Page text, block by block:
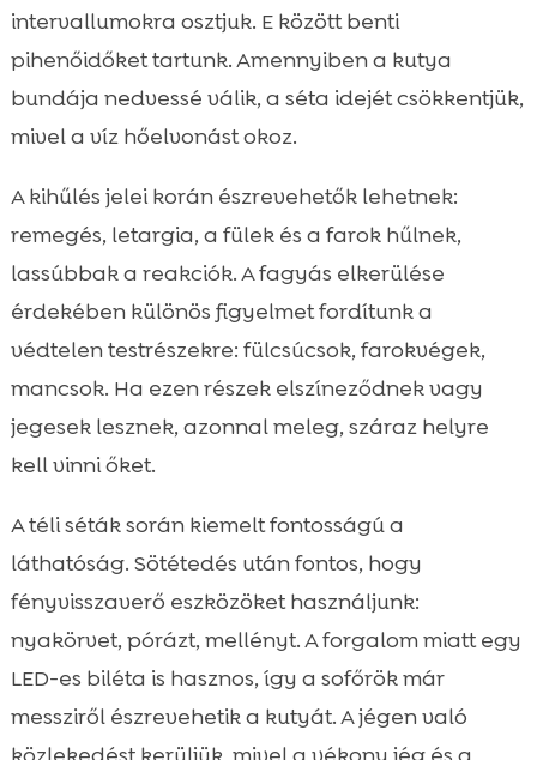
intervallumokra osztjuk. E között benti
pihenőidőket tartunk. Amennyiben a kutya
bundája nedvessé válik, a séta idejét csökkentjük,
mivel a víz hőelvonást okoz.
A kihűlés jelei korán észrevehetők lehetnek:
remegés, letargia, a fülek és a farok hűlnek,
lassúbbak a reakciók. A fagyás elkerülése
érdekében különös figyelmet fordítunk a
védtelen testrészekre: fülcsúcsok, farokvégek,
mancsok. Ha ezen részek elszíneződnek vagy
jegesek lesznek, azonnal meleg, száraz helyre
kell vinni őket.
A téli séták során kiemelt fontosságú a
láthatóság. Sötétedés után fontos, hogy
fényvisszaverő eszközöket használjunk:
nyakörvet, pórázt, mellényt. A forgalom miatt egy
LED-es biléta is hasznos, így a sofőrök már
messziről észrevehetik a kutyát. A jégen való